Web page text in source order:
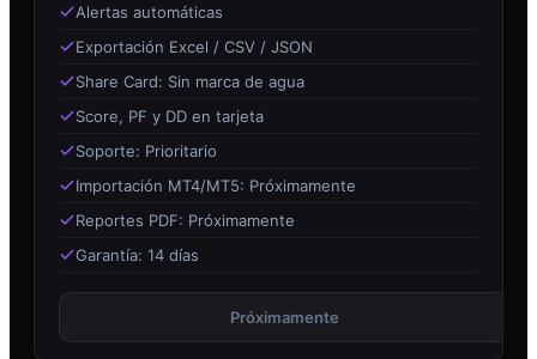
Alertas automáticas
Exportación Excel / CSV / JSON
Share Card: Sin marca de agua
Score, PF y DD en tarjeta
Soporte: Prioritario
Importación MT4/MT5: Próximamente
Reportes PDF: Próximamente
Garantía: 14 días
Próximamente